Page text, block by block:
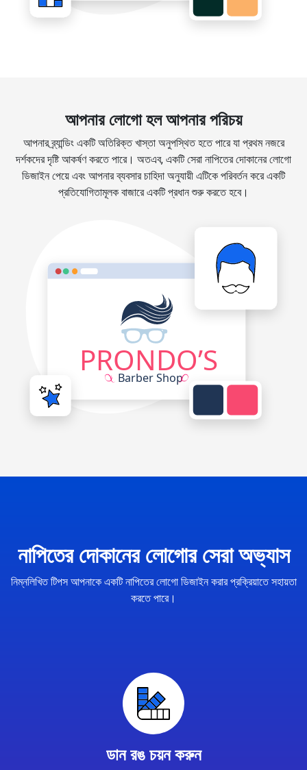
আপনার লোগো হল আপনার পরিচয়
আপনার ব্র্যান্ডিং একটি অতিরিক্ত খাস্তা অনুপস্থিত হতে পারে যা প্রথম নজরে
দর্শকদের দৃষ্টি আকর্ষণ করতে পারে। অতএব, একটি সেরা নাপিতের দোকানের লোগো
ডিজাইন পেয়ে এবং আপনার ব্যবসার চাহিদা অনুযায়ী এটিকে পরিবর্তন করে একটি
প্রতিযোগিতামূলক বাজারে একটি প্রধান শুরু করতে হবে।
নাপিতের দোকানের লোগোর সেরা অভ্যাস
নিম্নলিখিত টিপস আপনাকে একটি নাপিতের লোগো ডিজাইন করার প্রক্রিয়াতে সহায়তা
করতে পারে।
ডান রঙ চয়ন করুন